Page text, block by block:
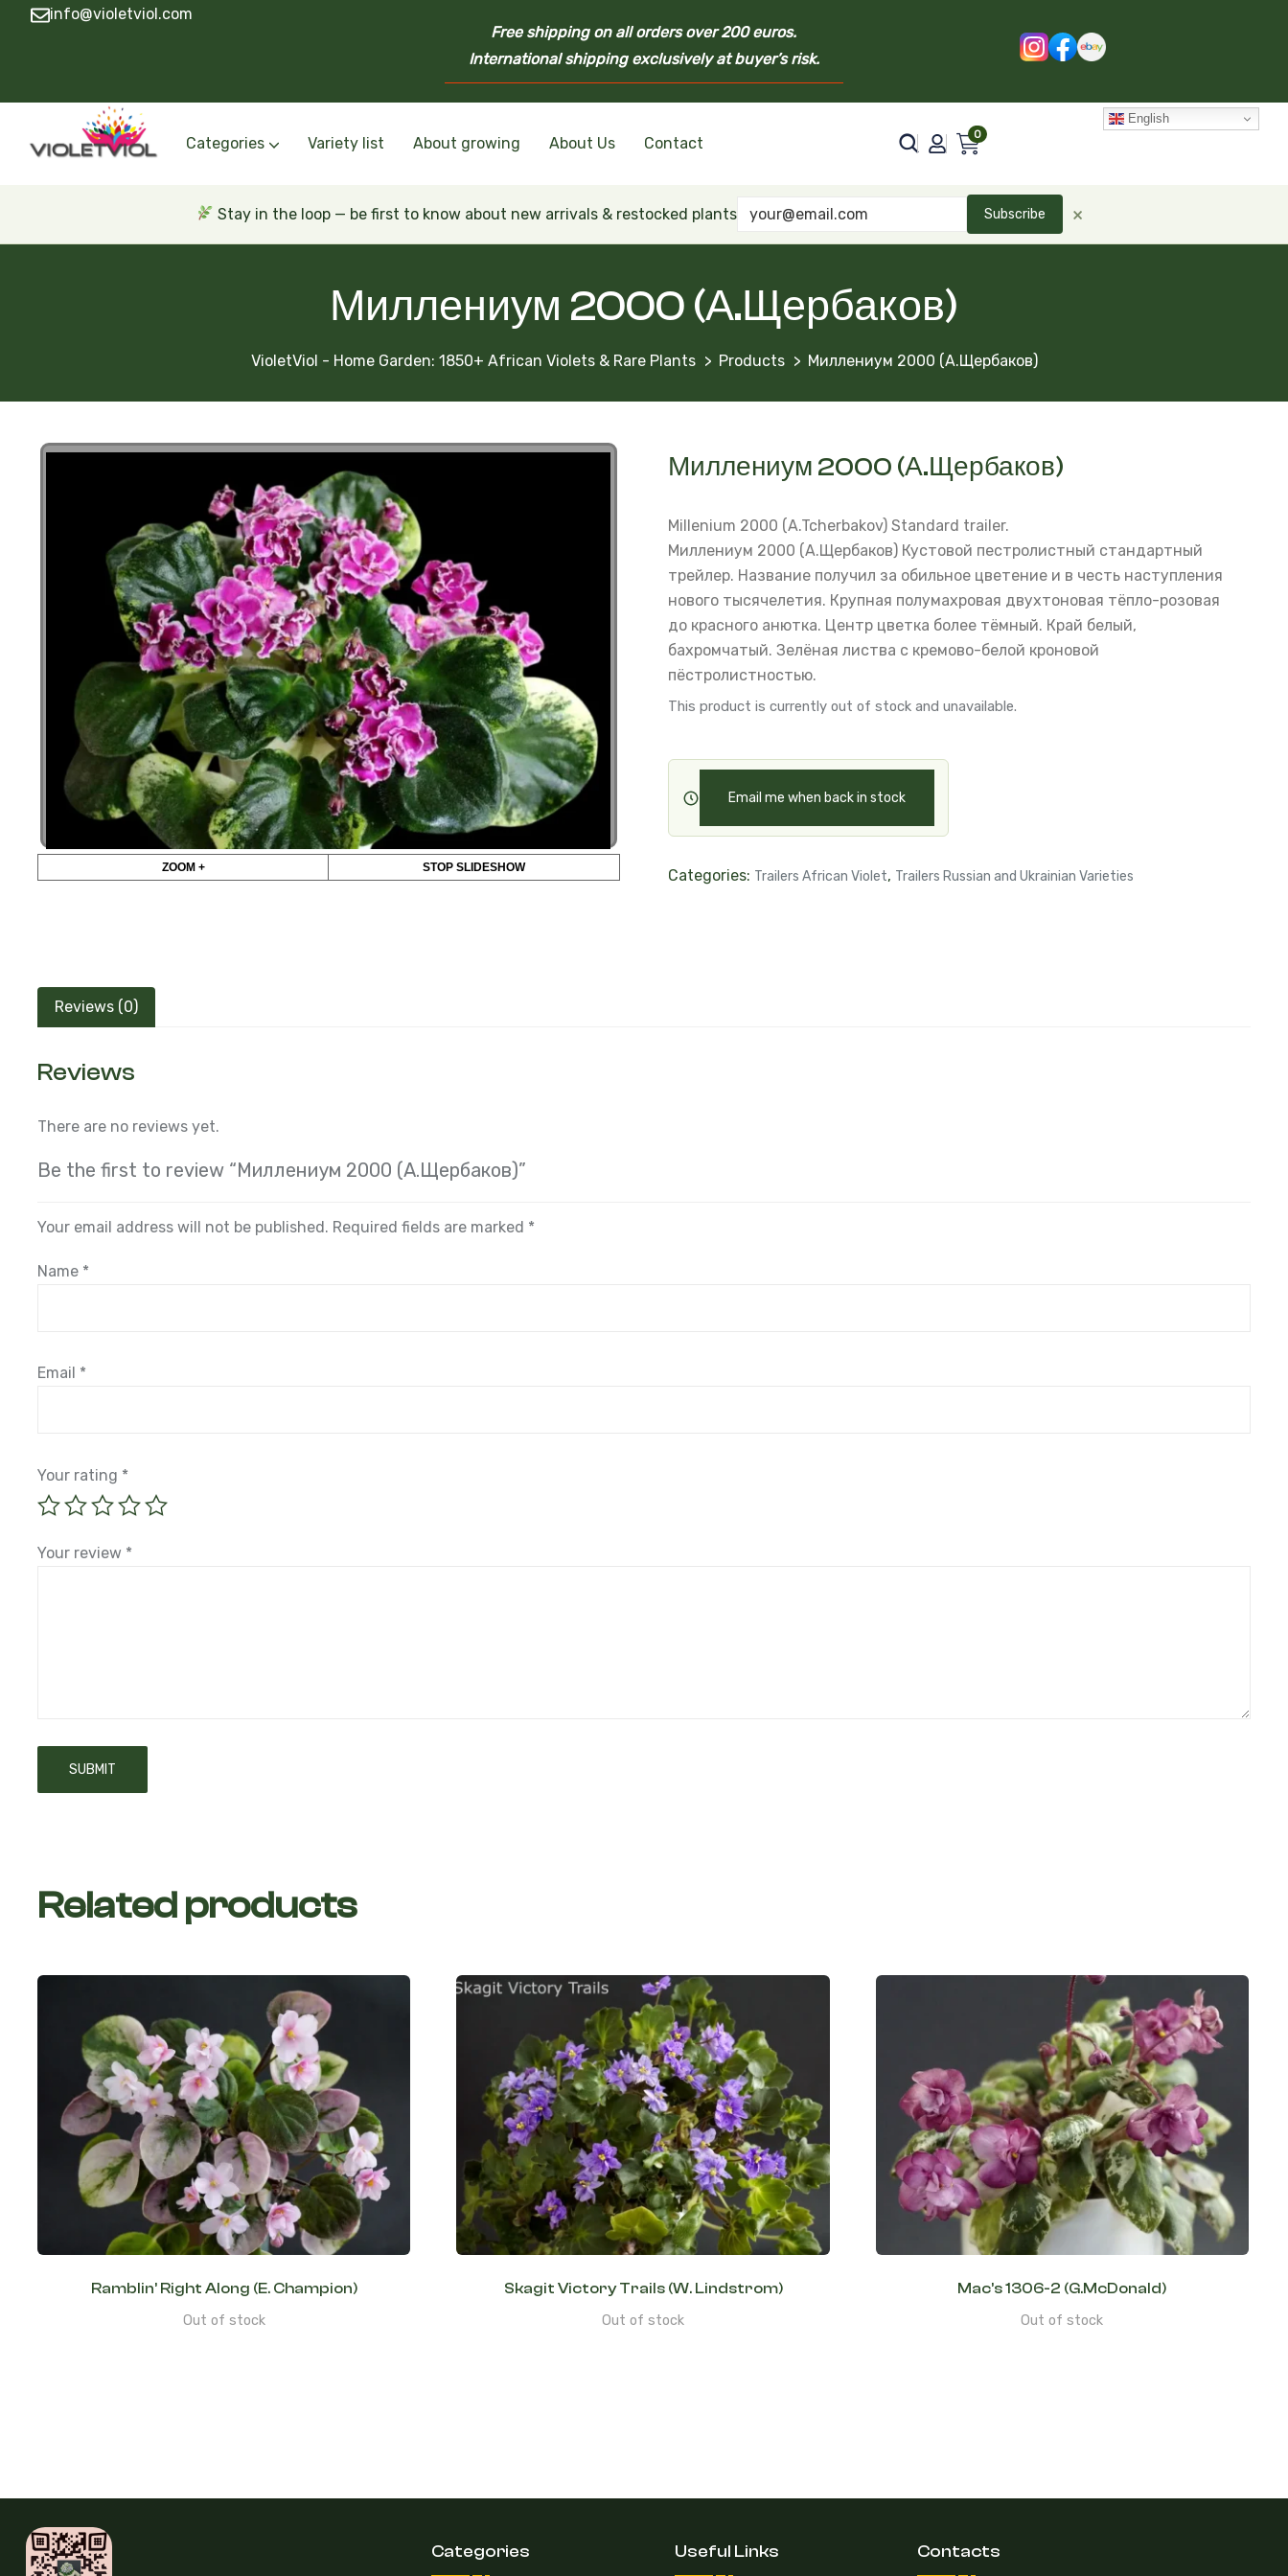
info@violetviol.com
Free shipping on all orders over 200 euros.
International shipping exclusively at buyer’s risk.
Categories Variety list About growing About Us Contact 0
English
Stay in the loop — be first to know about new arrivals & restocked plants Subscribe ×
Миллениум 2000 (А.Щербаков)
VioletViol - Home Garden: 1850+ African Violets & Rare Plants Products Миллениум 2000 (А.Щербаков)
ZOOM + STOP SLIDESHOW
Миллениум 2000 (А.Щербаков)
Millenium 2000 (A.Tcherbakov) Standard trailer.
Миллениум 2000 (А.Щербаков) Кустовой пестролистный стандартный
трейлер. Название получил за обильное цветение и в честь наступления
нового тысячелетия. Крупная полумахровая двухтоновая тёпло-розовая
до красного анютка. Центр цветка более тёмный. Край белый,
бахромчатый. Зелёная листва с кремово-белой кроновой
пёстролистностью.
This product is currently out of stock and unavailable.
Email me when back in stock
Categories: Trailers African Violet, Trailers Russian and Ukrainian Varieties
Reviews (0)
Reviews
There are no reviews yet.
Be the first to review “Миллениум 2000 (А.Щербаков)”
Your email address will not be published. Required fields are marked *
Name *
Email *
Your rating *
Your review *
Related products
Ramblin’ Right Along (E. Champion)
Out of stock
Skagit Victory Trails (W. Lindstrom)
Out of stock
Mac’s 1306-2 (G.McDonald)
Out of stock
Categories Useful Links Contacts